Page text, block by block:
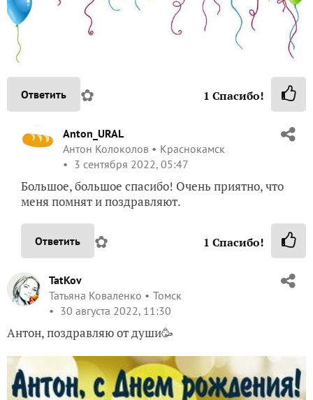
Ответить ✿ 1 Спасибо!
Anton_URAL
Антон Колоколов
Краснокамск
3 сентября 2022, 05:47
Большое, большое спасибо! Очень приятно, что
меня помнят и поздравляют.
Ответить ✿ 1 Спасибо!
TatKov
Татьяна Коваленко
Томск
30 августа 2022, 11:30
Антон, поздравляю от души🥳